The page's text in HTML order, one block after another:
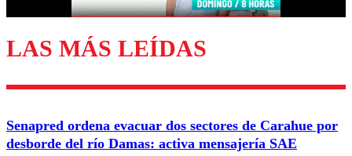
Enviar comentario
LAS MÁS LEÍDAS
Senapred ordena evacuar dos sectores de Carahue por
desborde del río Damas: activa mensajería SAE